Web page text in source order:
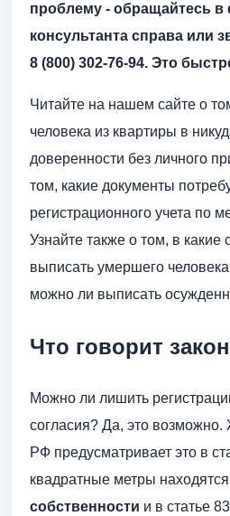
проблему - обращайтесь
консультанта справа или
8 (800) 302-76-94. Это
Читайте на нашем сайте о
человека из квартиры в
доверенности без личного
том, какие документы
регистрационного учета по
Узнайте также о том, в какие
выписать умершего
можно ли выписать
Что говорит
Можно ли лишить
согласия? Да, это
РФ предусматривает это в
квадратные метры
собственности и в статье